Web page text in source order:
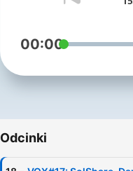
00:00
Odcinki